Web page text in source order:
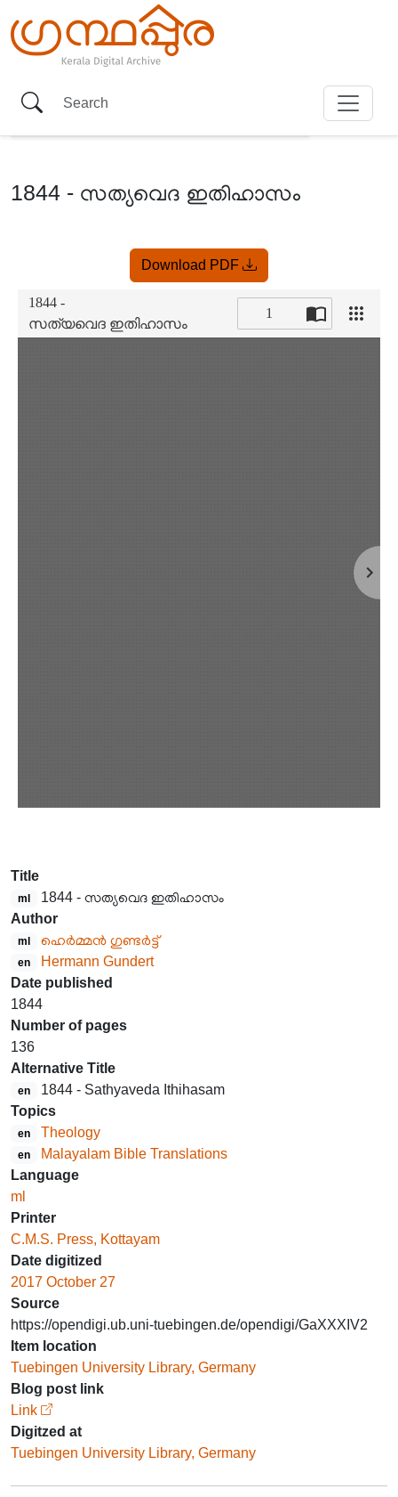
1844 - സത്യവെദ ഇതിഹാസം
Download PDF
Title
ml
1844 - സത്യവെദ ഇതിഹാസം
Author
ml ഹെർമ്മൻ ഗുണ്ടർട്ട്
en
Hermann Gundert
Date published
1844
Number of pages
136
Alternative Title
en
1844 - Sathyaveda Ithihasam
Topics
en Theology
en
Malayalam Bible Translations
Language
ml
Printer
C.M.S. Press, Kottayam
Date digitized
2017 October 27
Source
https://opendigi.ub.uni-tuebingen.de/opendigi/GaXXXIV2
Item location
Tuebingen University Library, Germany
Blog post link
Link
Digitzed at
Tuebingen University Library, Germany